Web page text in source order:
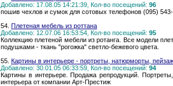
Добавлено: 17.08.05 14:21:39, Кол-во посещений: 96
пошив чехлов и сумок для сотовых телефонов (095)
54. Плетеная мебель из роттана
Добавлено: 12.07.06 16:53:54, Кол-во посещений: 95
Коллекцию плетеной мебели из ротанга. Все модели
подушками - ткань "рогожка" светло-бежевого цвета.
55. Картины в интерьере - портреты, натюрморты,
Добавлено: 30.01.05 06:33:59, Кол-во посещений: 94
Картины в интерьере. Продажа репродукций.
интерьера от компании Арт-Престиж